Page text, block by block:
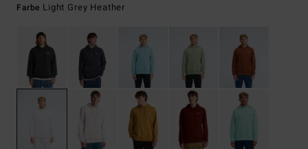
Farbe Light Grey Heather